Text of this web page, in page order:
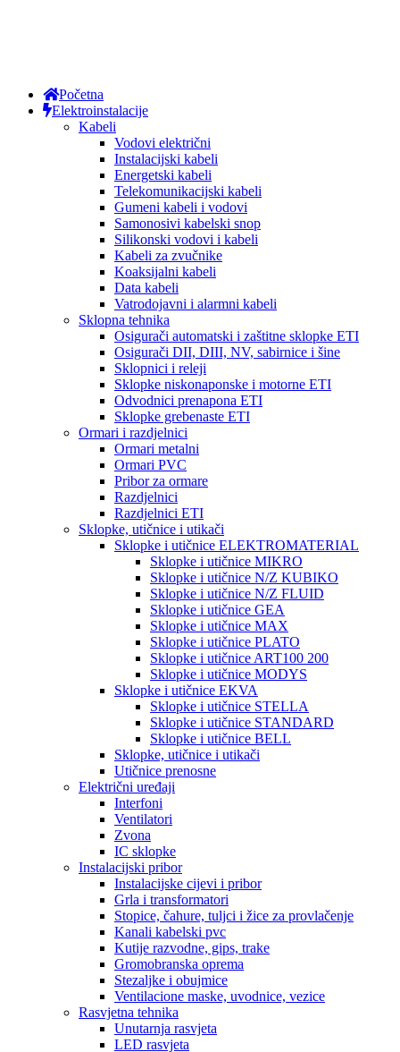
Početna
Elektroinstalacije
Kabeli
Vodovi električni
Instalacijski kabeli
Energetski kabeli
Telekomunikacijski kabeli
Gumeni kabeli i vodovi
Samonosivi kabelski snop
Silikonski vodovi i kabeli
Kabeli za zvučnike
Koaksijalni kabeli
Data kabeli
Vatrodojavni i alarmni kabeli
Sklopna tehnika
Osigurači automatski i zaštitne sklopke ETI
Osigurači DII, DIII, NV, sabirnice i šine
Sklopnici i releji
Sklopke niskonaponske i motorne ETI
Odvodnici prenapona ETI
Sklopke grebenaste ETI
Ormari i razdjelnici
Ormari metalni
Ormari PVC
Pribor za ormare
Razdjelnici
Razdjelnici ETI
Sklopke, utičnice i utikači
Sklopke i utičnice ELEKTROMATERIAL
Sklopke i utičnice MIKRO
Sklopke i utičnice N/Z KUBIKO
Sklopke i utičnice N/Z FLUID
Sklopke i utičnice GEA
Sklopke i utičnice MAX
Sklopke i utičnice PLATO
Sklopke i utičnice ART100 200
Sklopke i utičnice MODYS
Sklopke i utičnice EKVA
Sklopke i utičnice STELLA
Sklopke i utičnice STANDARD
Sklopke i utičnice BELL
Sklopke, utičnice i utikači
Utičnice prenosne
Električni uređaji
Interfoni
Ventilatori
Zvona
IC sklopke
Instalacijski pribor
Instalacijske cijevi i pribor
Grla i transformatori
Stopice, čahure, tuljci i žice za provlačenje
Kanali kabelski pvc
Kutije razvodne, gips, trake
Gromobranska oprema
Stezaljke i obujmice
Ventilacione maske, uvodnice, vezice
Rasvjetna tehnika
Unutarnja rasvjeta
LED rasvjeta